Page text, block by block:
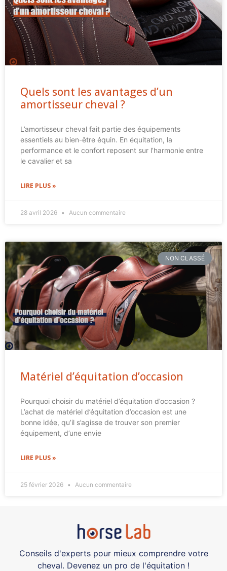
Quels sont les avantages d’un
amortisseur cheval ?
L’amortisseur cheval fait partie des équipements
essentiels au bien-être équin. En équitation, la
performance et le confort reposent sur l’harmonie entre
le cavalier et sa
LIRE PLUS »
28 avril 2026 Aucun commentaire
NON CLASSÉ
Matériel d’équitation d’occasion
Pourquoi choisir du matériel d’équitation d’occasion ?
L’achat de matériel d’équitation d’occasion est une
bonne idée, qu’il s’agisse de trouver son premier
équipement, d’une envie
LIRE PLUS »
25 février 2026 Aucun commentaire
Conseils d'experts pour mieux comprendre votre
cheval. Devenez un pro de l'équitation !